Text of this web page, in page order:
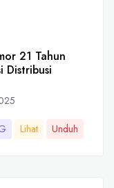
21 Tahun
Distribusi
Lihat Unduh